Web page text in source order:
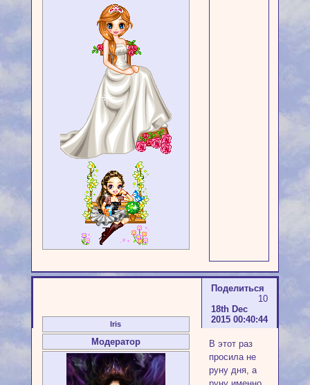
Поделиться
10
18th Dec
2015 00:40:44
Iris
Модератор
В этот раз
просила не
руну дня, а